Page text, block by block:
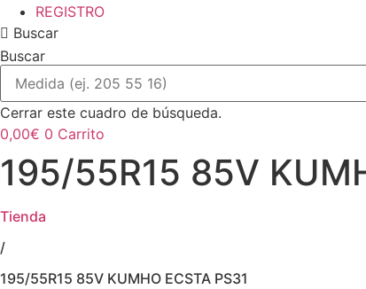
REGISTRO
Buscar
Buscar
Cerrar este cuadro de búsqueda.
0,00€ 0 Carrito
195/55R15 85V
Tienda
/
195/55R15 85V KUMHO ECSTA PS31